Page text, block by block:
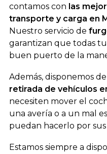
contamos con las
transporte y carga en
Nuestro servicio de
garantizan que todas
buen puerto de la
Además, disponemos
retirada de vehículos
necesiten mover el
una avería o a un mal
puedan hacerlo por sus
Estamos siempre a